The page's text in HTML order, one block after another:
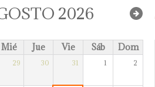
2026
Mié Jue Vie Sáb Dom
29 30 31 1 2